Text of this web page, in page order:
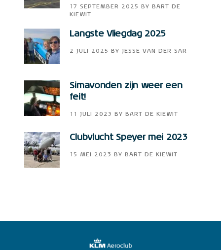
17 SEPTEMBER 2025 BY
BART DE
KIEWIT
Langste Vliegdag 2025
2 JULI 2025 BY JESSE VAN DER SAR
Simavonden zijn weer een
feit!
11 JULI 2023 BY BART DE KIEWIT
Clubvlucht Speyer mei 2023
15 MEI 2023 BY BART DE KIEWIT